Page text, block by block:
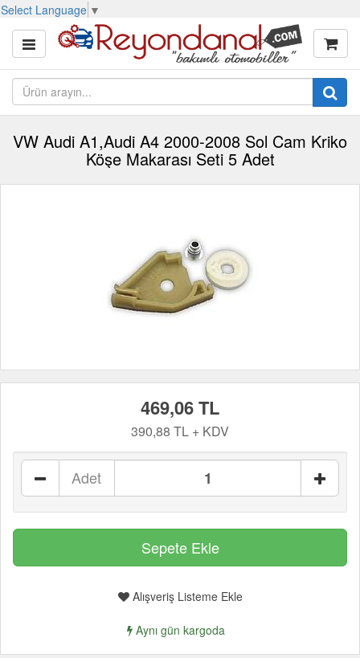
Select Language ▼
VW Audi A1,Audi A4 2000-2008 Sol Cam Kriko
Köşe Makarası Seti 5 Adet
469,06 TL
390,88 TL + KDV
Adet
Alışveriş Listeme Ekle
Aynı gün kargoda